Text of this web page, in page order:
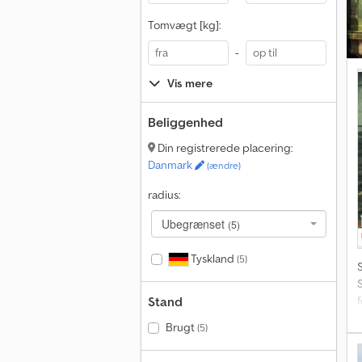
Tomvægt [kg]:
-
Vis mere
Beliggenhed
Din registrerede placering:
Danmark
(ændre)
radius:
Ubegrænset (5)
Tyskland (5)
Stand
Brugt(5)